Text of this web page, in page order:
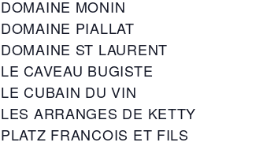
DOMAINE MONIN
DOMAINE PIALLAT
DOMAINE ST LAURENT
LE CAVEAU BUGISTE
LE CUBAIN DU VIN
LES ARRANGES DE KETTY
PLATZ FRANCOIS ET FILS